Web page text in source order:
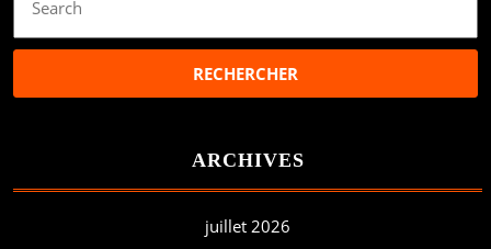
for:
ARCHIVES
juillet 2026